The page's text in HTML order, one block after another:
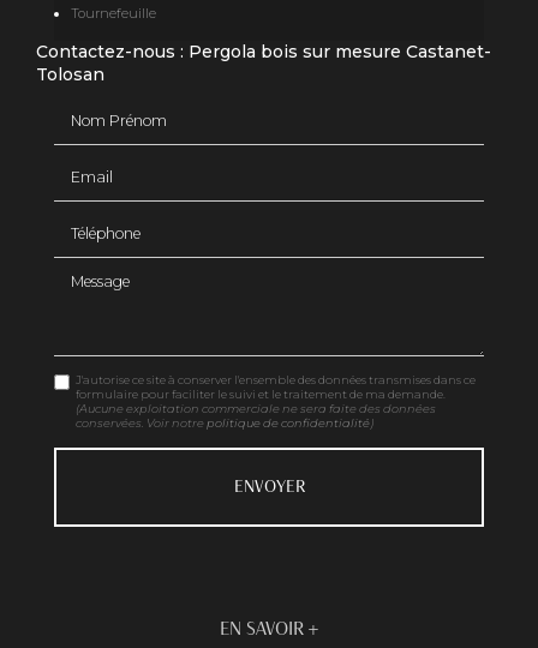
Tournefeuille
Contactez-nous : Pergola bois sur mesure Castanet-
Tolosan
Message
J'autorise ce site à conserver l'ensemble des données transmises dans ce
formulaire pour faciliter le suivi et le traitement de ma demande.
(Aucune exploitation commerciale ne sera faite des données
conservées. Voir notre politique de confidentialité)
EN SAVOIR +